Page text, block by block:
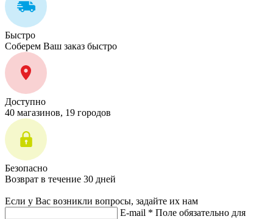
Быстро
Соберем Ваш заказ быстро
Доступно
40 магазинов, 19 городов
Безопасно
Возврат в течение 30 дней
Если у Вас возникли вопросы, задайте их нам
E-mail * Поле обязательно для